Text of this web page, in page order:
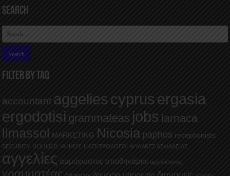
Search
FILTER BY TAQ
accountant aggelies cyprus ergasia
ergodotisi grammateas jobs larnaca
limassol MARKETING Nicosia paphos receptionists
SECURITY ΒΟΗΘΟΣ ΙΑΤΡΟΥ ΗΛΕΚΤΡΟΛΟΓΟΙ ΦΥΛΑΚΕΣ ΑΣΦΑΛΕΙΑΣ
αγγελίες αμμόχωστος αποθηκάριοι αρχιτέκτονας